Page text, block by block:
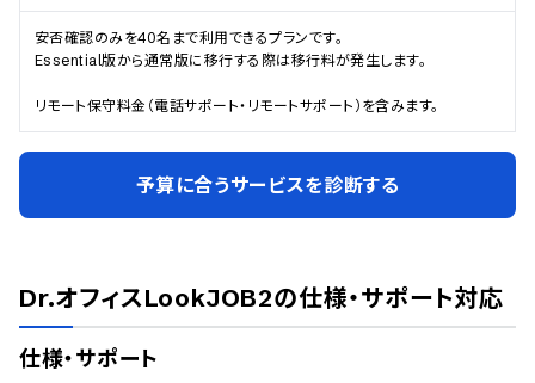
安否確認のみを40名まで利用できるプランです。
Essential版から通常版に移行する際は移行料が発生します。
リモート保守料金（電話サポート・リモートサポート）を含みます。
予算に合うサービスを診断する
Dr.オフィスLookJOB2の仕様・サポート対応
仕様・サポート